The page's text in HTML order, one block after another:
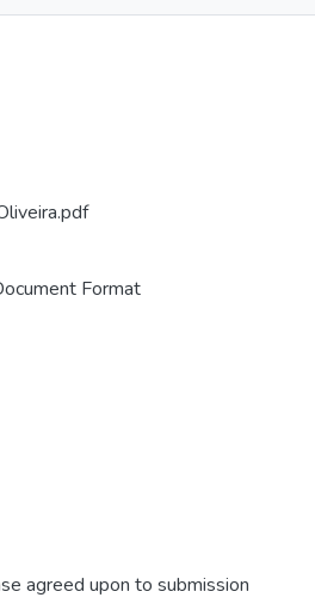
Format
agreed upon to submission